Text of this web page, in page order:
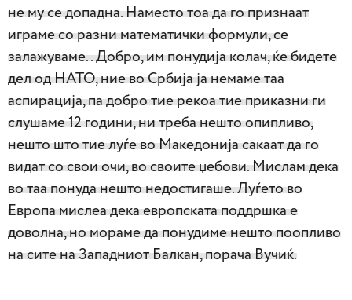
не му се допадна. Наместо тоа да го признаат
играме со разни математички формули, се
залажуваме.. Добро, им понудија колач, ќе бидете
дел од НАТО, ние во Србија ја немаме таа
аспирација, па добро тие рекоа тие приказни ги
слушаме 12 години, ни треба нешто опипливо,
нешто што тие луѓе во Македонија сакаат да го
видат со свои очи, во своите џебови. Мислам дека
во таа понуда нешто недостигаше. Луѓето во
Европа мислеа дека европската поддршка е
доволна, но мораме да понудиме нешто поопливо
на сите на Западниот Балкан, порача Вучиќ.